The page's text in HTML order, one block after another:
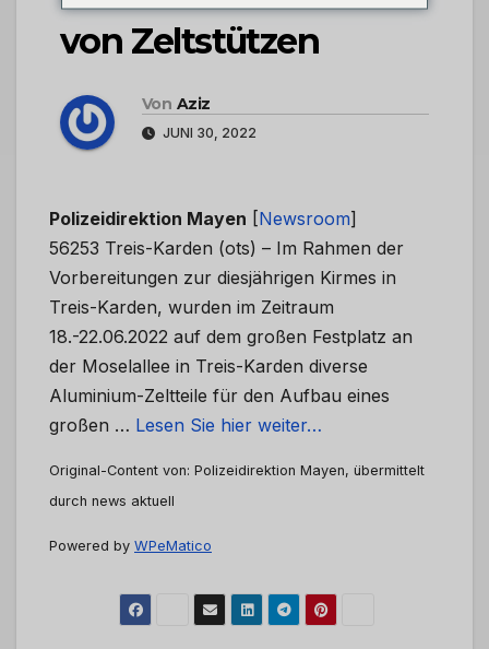
von Zeltstützen
Von Aziz
JUNI 30, 2022
Polizeidirektion Mayen [Newsroom]
56253 Treis-Karden (ots) – Im Rahmen der
Vorbereitungen zur diesjährigen Kirmes in
Treis-Karden, wurden im Zeitraum
18.-22.06.2022 auf dem großen Festplatz an
der Moselallee in Treis-Karden diverse
Aluminium-Zeltteile für den Aufbau eines
großen … Lesen Sie hier weiter…
Original-Content von: Polizeidirektion Mayen, übermittelt
durch news aktuell
Powered by WPeMatico